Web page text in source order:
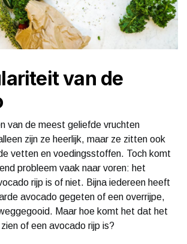
van de
van de meest geliefde vruchten
zijn ze heerlijk, maar ze zitten ook
vetten en voedingsstoffen. Toch komt
probleem vaak naar voren: het
rijp is of niet. Bijna iedereen heeft
avocado gegeten of een overrijpe,
Maar hoe komt het dat het
of een avocado rijp is?